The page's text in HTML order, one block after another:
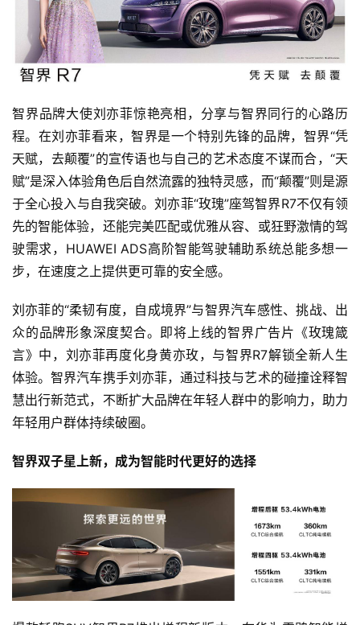
页
智界品牌大使刘亦菲惊艳亮相，分享与智界同行的心路历
程。在刘亦菲看来，智界是一个特别先锋的品牌，智界“凭
天赋，去颠覆”的宣传语也与自己的艺术态度不谋而合，“天
赋”是深入体验角色后自然流露的独特灵感，而“颠覆”则是源
于全心投入与自我突破。刘亦菲“玫瑰”座驾智界R7不仅有领
先的智能体验，还能完美匹配或优雅从容、或狂野激情的驾
驶需求，HUAWEI ADS高阶智能驾驶辅助系统总能多想一
步，在速度之上提供更可靠的安全感。
刘亦菲的“柔韧有度，自成境界”与智界汽车感性、挑战、出
众的品牌形象深度契合。即将上线的智界广告片《玫瑰箴
言》中，刘亦菲再度化身黄亦玫，与智界R7解锁全新人生
体验。智界汽车携手刘亦菲，通过科技与艺术的碰撞诠释智
慧出行新范式，不断扩大品牌在年轻人群中的影响力，助力
年轻用户群体持续破圈。
智界双子星上新，成为智能时代更好的选择